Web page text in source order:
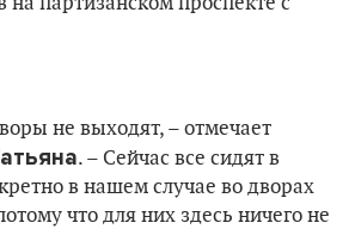
не выходят, – отмечает
. – Сейчас все сидят в
в нашем случае во дворах
что для них здесь ничего не